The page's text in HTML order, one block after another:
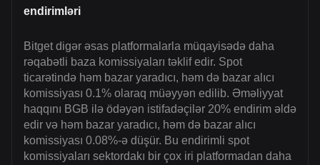
endirimləri
Bitget digər əsas platformalarla müqayisədə daha
rəqabətli baza komissiyaları təklif edir. Spot
ticarətində həm bazar yaradıcı, həm də bazar alıcı
komissiyası 0.1% olaraq müəyyən edilib. Əməliyyat
haqqını BGB ilə ödəyən istifadəçilər 20% endirim əldə
edir və həm bazar yaradıcı, həm də bazar alıcı
komissiyası 0.08%-ə düşür. Bu endirimli spot
komissiyaları sektordakı bir çox iri platformadan daha